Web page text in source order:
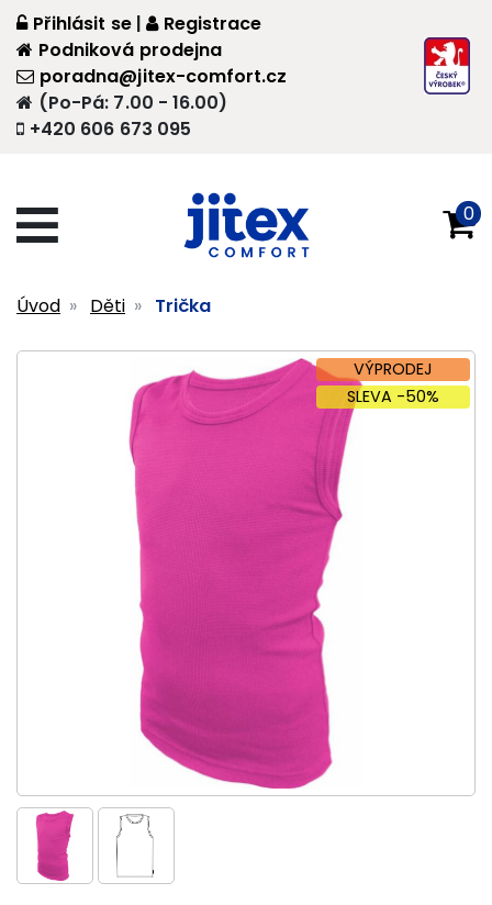
+420 606 673 095
(Po-Pá: 7.00 - 16.00)
poradna@jitex-comfort.cz
Přihlásit se |
Registrace
Podniková prodejna
0
Úvod Děti Trička
VÝPRODEJ
SLEVA -50%